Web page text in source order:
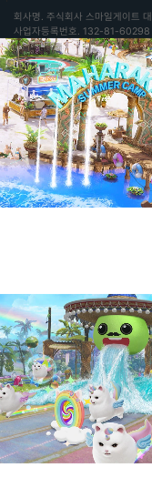
이
트
및
로
스
트
아
크
정
보
그
룹
사
로
고
회사명 주식회사 스마일게이트
사업자등록번호
132-81-60298
주소 경기도 성남시 분당구 판교
통신판매업 신고번호 2022-성남
T 1670-1373 E
© Smilegate All rights